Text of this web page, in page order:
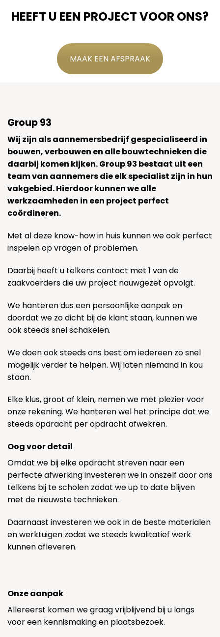
HEEFT U EEN PROJECT VOOR ONS?
MAAK EEN AFSPRAAK
Group 93
Wij zijn als aannemersbedrijf gespecialiseerd in
bouwen, verbouwen en alle bouwtechnieken die
daarbij komen kijken. Group 93 bestaat uit een
team van aannemers die elk specialist zijn in hun
vakgebied. Hierdoor kunnen we alle
werkzaamheden in een project perfect
coördineren.
Met al deze know-how in huis kunnen we ook perfect
inspelen op vragen of problemen.
Daarbij heeft u telkens contact met 1 van de
zaakvoerders die uw project nauwgezet opvolgt.
We hanteren dus een persoonlijke aanpak en
doordat we zo dicht bij de klant staan, kunnen we
ook steeds snel schakelen.
We doen ook steeds ons best om iedereen zo snel
mogelijk verder te helpen. Wij laten niemand in kou
staan.
Elke klus, groot of klein, nemen we met plezier voor
onze rekening. We hanteren wel het principe dat we
steeds opdracht per opdracht afwekren.
Oog voor detail
Omdat we bij elke opdracht streven naar een
perfecte afwerking investeren we in onszelf door ons
telkens bij te scholen zodat we up to date blijven
met de nieuwste technieken.
Daarnaast investeren we ook in de beste materialen
en werktuigen zodat we steeds kwalitatief werk
kunnen afleveren.
Onze aanpak
Allereerst komen we graag vrijblijvend bij u langs
voor een kennismaking en plaatsbezoek.